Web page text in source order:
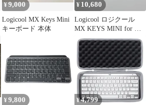
¥9,000
Logicool MX Keys Mini
キーボード 本体
¥ 10,680
Logicool ロジクール
MX KEYS MINI for Mac
KX700MPG ペイルグレ
ー US(英語)配列 ワイヤ
レス イルミネーション
キーボード Bluetooth
USB-C充電式 薄型 mac
iPad iOS 国内正規品
¥ 9,800 ¥4,799